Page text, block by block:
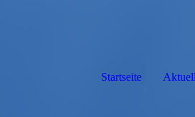
Startseite